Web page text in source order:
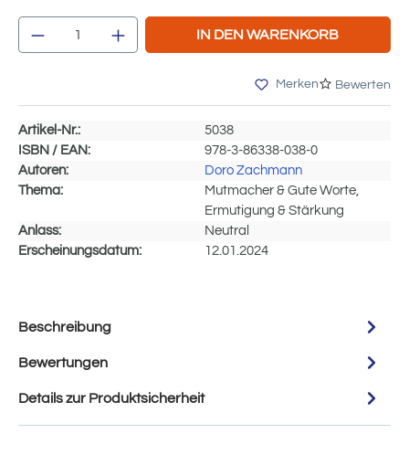
Produkt Anzahl: Gib den gewünschten
IN DEN WARENKORB
Merken Bewerten
Artikel-Nr.:
5038
ISBN / EAN:
978-3-86338-038-0
Autoren:
Doro Zachmann
Thema:
Mutmacher & Gute Worte,
Ermutigung & Stärkung
Anlass:
Neutral
Erscheinungsdatum:
12.01.2024
Beschreibung
Bewertungen
Details zur Produktsicherheit